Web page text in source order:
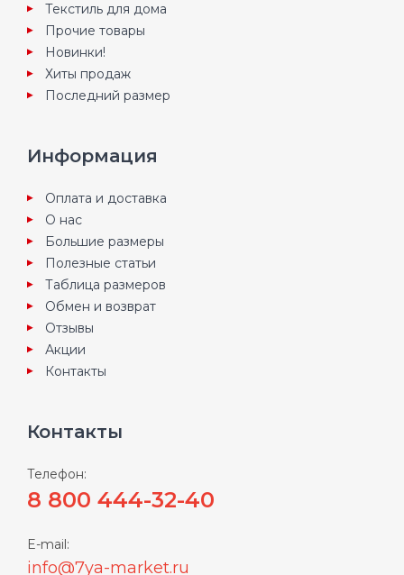
Текстиль для дома
Прочие товары
Новинки!
Хиты продаж
Последний размер
Информация
Оплата и доставка
О нас
Большие размеры
Полезные статьи
Таблица размеров
Обмен и возврат
Отзывы
Акции
Контакты
Контакты
Телефон:
8 800 444-32-40
E-mail:
info@7ya-market.ru